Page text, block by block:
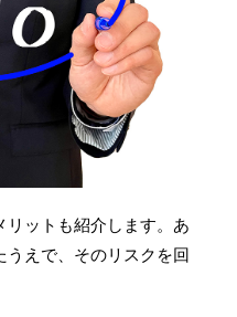
リットも紹介します。あ
うえで、そのリスクを回